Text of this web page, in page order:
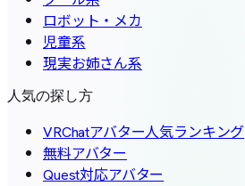
ロボット・メカ
児童系
現実お姉さん系
人気の探し方
VRChatアバター人気ランキング
無料アバター
Quest対応アバター